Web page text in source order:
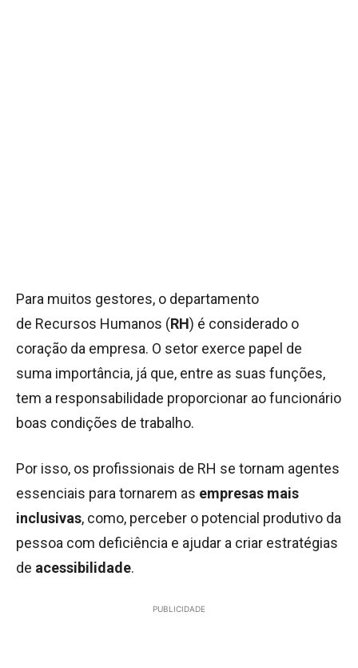
Para muitos gestores, o departamento
de Recursos Humanos (RH) é considerado o
coração da empresa. O setor exerce papel de
suma importância, já que, entre as suas funções,
tem a responsabilidade proporcionar ao funcionário
boas condições de trabalho.
Por isso, os profissionais de RH se tornam agentes
essenciais para tornarem as empresas mais
inclusivas, como, perceber o potencial produtivo da
pessoa com deficiência e ajudar a criar estratégias
de acessibilidade.
PUBLICIDADE